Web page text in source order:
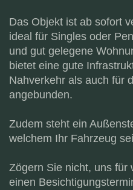
Das Objekt ist ab sofort
ideal für Singles oder
und gut gelegene
bietet eine gute
Nahverkehr als auch für
angebunden.
Zudem steht ein
welchem Ihr Fahrzeug
Zögern Sie nicht, uns für
einen